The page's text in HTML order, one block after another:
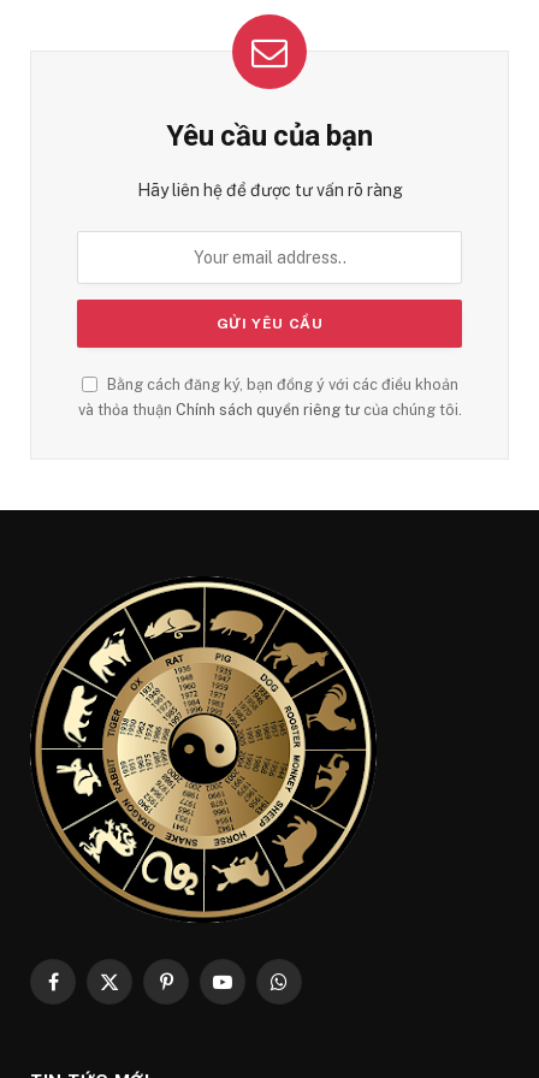
Yêu cầu của bạn
Hãy liên hệ để được tư vấn rõ ràng
Bằng cách đăng ký, bạn đồng ý với các điều khoản
và thỏa thuận Chính sách quyền riêng tưcủa chúng tôi.
Facebook
X
PinterestYouTubeWhatsApp